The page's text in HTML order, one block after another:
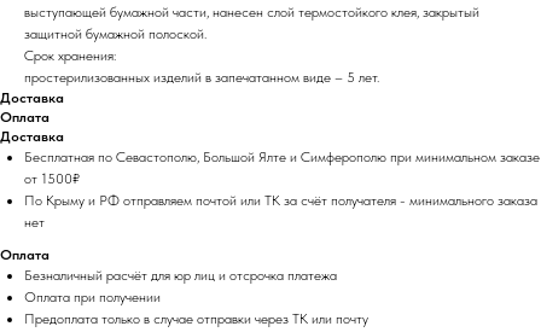
выступающей бумажной части, нанесен слой термостойкого клея, закрытый
защитной бумажной полоской.
Срок хранения:
простерилизованных изделий в запечатанном виде – 5 лет.
Доставка
Оплата
Доставка
Бесплатная по Севастополю, Большой Ялте и Симферополю при минимальном заказе
от 1500₽
По Крыму и РФ отправляем почтой или ТК за счёт получателя - минимального заказа
нет
Оплата
Безналичный расчёт для юр лиц и отсрочка платежа
Оплата при получении
Предоплата только в случае отправки через ТК или почту